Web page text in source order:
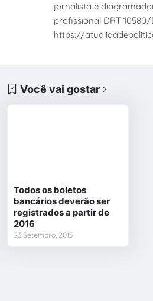
jornalista e
profissional DRT
https://
Você vai gostar
Todos os boletos
bancários deverão ser
registrados a partir de
2016
23 Setembro, 2015